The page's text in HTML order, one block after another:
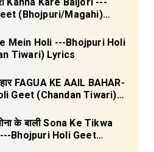
(Bhojpuri/Magahi)
Mein Holi ---Bhojpuri Holi
Tiwari) Lyrics
FAGUA KE AAIL BAHAR-
Geet (Chandan Tiwari)
के बाली Sona Ke Tikwa
Bhojpuri Holi Geet